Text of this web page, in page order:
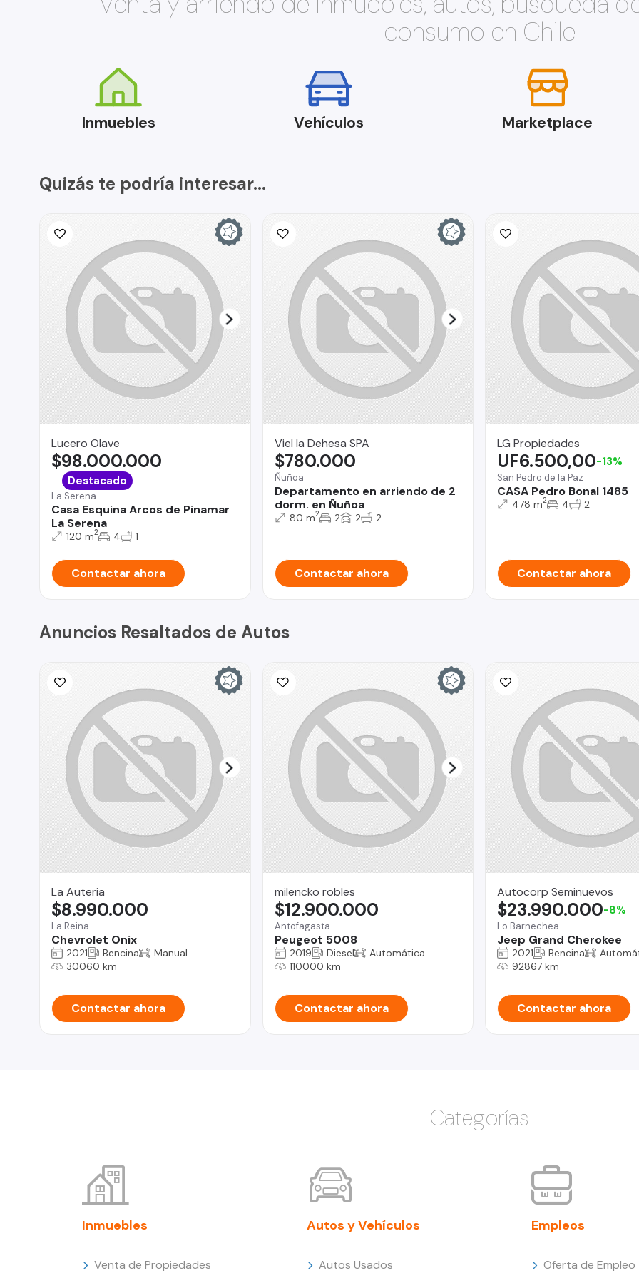
consumo en Chile
Inmuebles Vehículos Marketplace
Quizás te podría interesar...
Lucero Olave
La Serena
Casa Esquina Arcos de Pinamar
La Serena
$98.000.000
Destacado
120 m2 4 1
Contactar ahora
Viel la Dehesa SPA
Ñuñoa
Departamento en arriendo de 2
dorm. en Ñuñoa
$780.000
80 m2 2 2 2
Contactar ahora
LG Propiedades
San Pedro de la Paz
CASA Pedro Bonal 1485
UF6.500,00-13%
478 m2 4 2
Contactar ahora
Anuncios Resaltados de Autos
La Auteria
La Reina
Chevrolet Onix
$8.990.000
2021 Bencina
Manual
30060 km
Contactar ahora
milencko robles
Antofagasta
Peugeot 5008
$12.900.000
2019 Diesel
Automática
110000 km
Contactar ahora
Autocorp Seminuevos
Lo Barnechea
Jeep Grand Cherokee
$23.990.000-8%
2021 Bencina
92867 km
Contactar ahora
Categorías
Inmuebles
Venta de Propiedades
Autos y Vehículos
Autos Usados
Empleos
Oferta de Empleo